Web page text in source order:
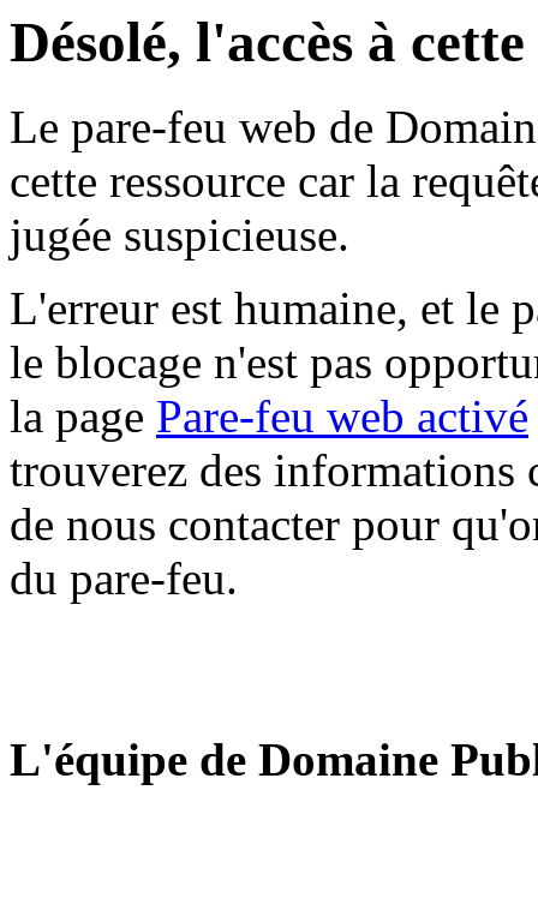
Désolé, l'accès à
Le pare-feu web de
cette ressource car la
jugée suspicieuse.
L'erreur est humaine, et le
le blocage n'est pas
la page Pare-feu web activé
trouverez des informations
de nous contacter pour
du pare-feu.
L'équipe de Domaine